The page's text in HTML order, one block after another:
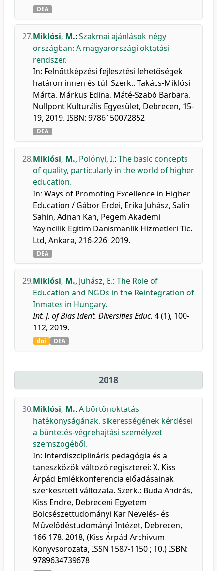
DEA
27.Miklósi, M.: Szakmai ajánlások négy
országban: A magyarországi oktatási
rendszer.
In: Felnőttképzési fejlesztési lehetőségek
határon innen és túl. Szerk.: Takács-Miklósi
Márta, Márkus Edina, Máté-Szabó Barbara,
Nullpont Kulturális Egyesület, Debrecen, 15-
19, 2019. ISBN: 9786150072852
DEA
28.Miklósi, M., Polónyi, I.: The basic concepts
of quality, particularly in the world of higher
education.
In: Ways of Promoting Excellence in Higher
Education / Gábor Erdei, Erika Juhász, Salih
Sahin, Adnan Kan, Pegem Akademi
Yayincilik Egitim Danismanlik Hizmetleri Tic.
Ltd, Ankara, 216-226, 2019.
DEA
29.Miklósi, M., Juhász, E.: The Role of
Education and NGOs in the Reintegration of
Inmates in Hungary.
Int. J. of Bias Ident. Diversities Educ. 4 (1), 100-
112, 2019.
doi DEA
2018
30.Miklósi, M.: A börtönoktatás
hatékonyságának, sikerességének kérdései
a büntetés-végrehajtási személyzet
szemszögéből.
In: Interdiszciplináris pedagógia és a
taneszközök változó regiszterei: X. Kiss
Árpád Emlékkonferencia előadásainak
szerkesztett változata. Szerk.: Buda András,
Kiss Endre, Debreceni Egyetem
Bölcsészettudományi Kar Nevelés- és
Művelődéstudományi Intézet, Debrecen,
166-178, 2018, (Kiss Árpád Archivum
Könyvsorozata, ISSN 1587-1150 ; 10.) ISBN:
9789634739678